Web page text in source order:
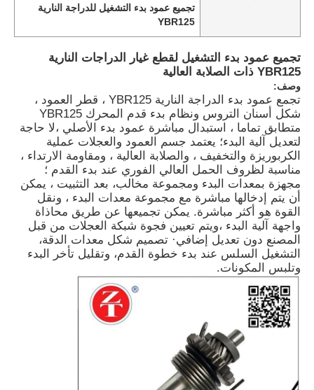
تجميع عمود بدء التشغيل للدراجة النارية
YBR125
تجميع عمود بدء التشغيل لقطع غيار الدراجات النارية
YBR125 ذات الصلابة العالية
وصف:
تجمع عمود بدء الدراجة النارية YBR125 ، قطر العمود ،
شكل أسنان التروس ونظام بدء قدم المحرك YBR125
متطابق تماما ، استبدال مباشرة عمود بدء الأصلي ،لا حاجة
لتعديل آلية البدء؛ يعتمد جسم العمود والعجلات عملية
الكربوريزة والتخفيف ، والصلابة العالية ، ومقاومة الارتداء ،
مناسبة لظروف الحمل العالي الفوري عند بدء القدم ؛
مجهزة بمعدات البدء ومجموعة مخالب، بعد التثبيت ، يمكن
أن يتم إدخالها مباشرة مع مجموعة معدات البدء ، ونقل
القوة هو أكثر مباشرة. يمكن تجميعها عن طريق محاذاة
واجهة آلية البدء ،ويتم تعيين فجوة شبكة العجلات من قبل
المصنع دون تعديل إضافي· تصميم شكل معدات الدقة،
التشغيل السلس عند بدء خطوة القدم، وتقليل تأخر البدء
وتلبس المكونات.